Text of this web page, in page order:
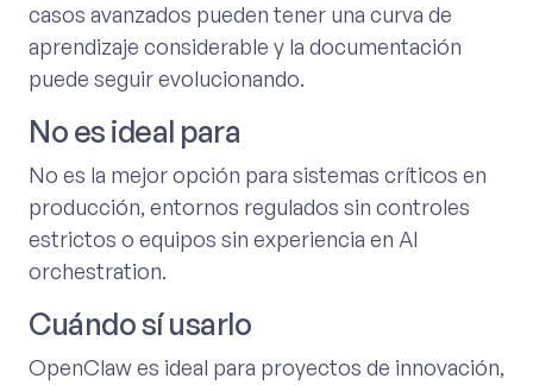
casos avanzados pueden tener una curva de
aprendizaje considerable y la documentación
puede seguir evolucionando.
No es ideal para
No es la mejor opción para sistemas críticos en
producción, entornos regulados sin controles
estrictos o equipos sin experiencia en AI
orchestration.
Cuándo sí usarlo
OpenClaw es ideal para proyectos de innovación,